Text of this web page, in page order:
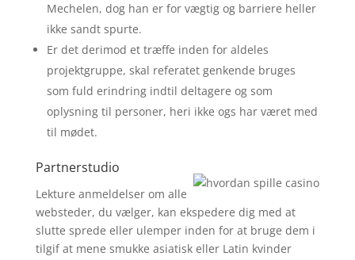
Mechelen, dog han er for vægtig og barriere heller
ikke sandt spurte.
Er det derimod et træffe inden for aldeles
projektgruppe, skal referatet genkende bruges
som fuld erindring indtil deltagere og som
oplysning til personer, heri ikke ogs har været med
til mødet.
Partnerstudio
Lekture anmeldelser om alle
websteder, du vælger, kan ekspedere dig med at
slutte sprede eller ulemper inden for at bruge dem i
tilgif at mene smukke asiatisk eller Latin kvinder